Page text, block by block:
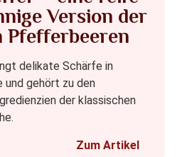
Version der
Pfefferbeeren
delikate Schärfe in
gehört zu den
der klassischen
Zum Artikel